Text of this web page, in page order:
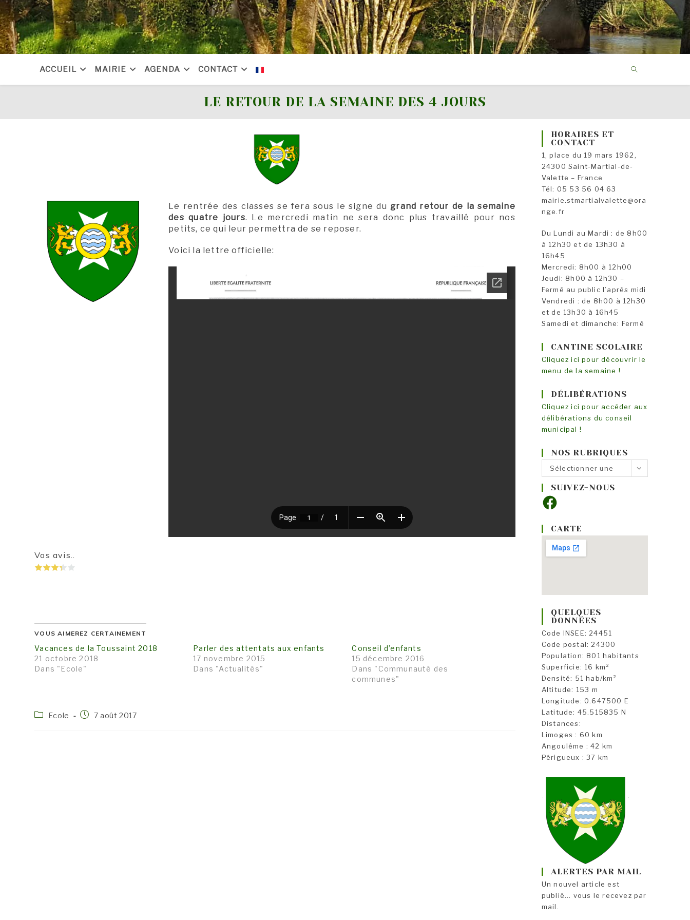
Skip
to
content
ACCUEIL MAIRIE AGENDA CONTACT
LE RETOUR DE LA SEMAINE DES 4 JOURS
Le rentrée des classes se fera sous le signe du grand retour de la semaine
des quatre jours. Le mercredi matin ne sera donc plus travaillé pour nos
petits, ce qui leur permettra de se reposer.
Voici la lettre officielle:
Vos avis..
VOUS AIMEREZ CERTAINEMENT
Vacances de la Toussaint 2018
21 octobre 2018
Dans "Ecole"
Parler des attentats aux enfants
17 novembre 2015
Dans "Actualités"
Conseil d’enfants
15 décembre 2016
Dans "Communauté des
communes"
PostEcole
Publication
7 août 2017
HORAIRES ET
CONTACT
1, place du 19 mars 1962,
24300 Saint-Martial-de-
Valette – France
Tél: 05 53 56 04 63
mairie.stmartialvalette@ora
nge.fr
Du Lundi au Mardi : de 8h00
à 12h30 et de 13h30 à
16h45
Mercredi: 8h00 à 12h00
Jeudi: 8h00 à 12h30 –
Fermé au public l’après midi
Vendredi : de 8h00 à 12h30
et de 13h30 à 16h45
Samedi et dimanche: Fermé
CANTINE SCOLAIRE
Cliquez ici pour découvrir le
menu de la semaine !
DÉLIBÉRATIONS
Cliquez ici pour accéder aux
délibérations du conseil
municipal !
NOS RUBRIQUES
Nos
rubriques
Sélectionner une
catégorie
SUIVEZ-NOUS
Facebook
CARTE
QUELQUES
DONNÉES
Code INSEE: 24451
Code postal: 24300
Population: 801 habitants
Superficie: 16 km²
Densité: 51 hab/km²
Altitude: 153 m
Longitude: 0.647500 E
Latitude: 45.515835 N
Distances:
Limoges : 60 km
Angoulême : 42 km
Périgueux : 37 km
ALERTES PAR MAIL
Un nouvel article est
publié... vous le recevez par
mail.